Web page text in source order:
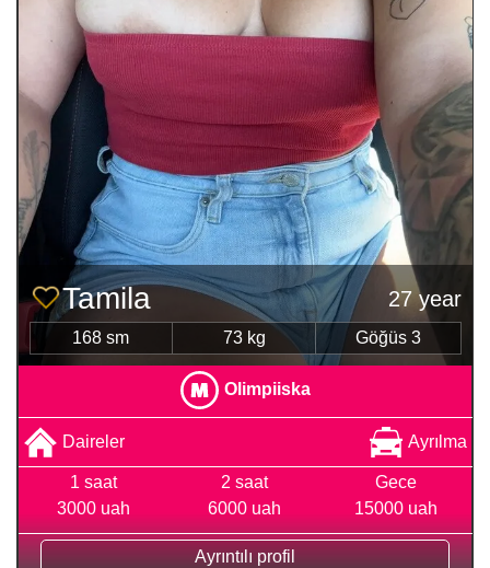
Tamila 27 year
168 sm 73 kg Göğüs 3
Olimpiiska
Daireler Ayrılma
1 saat
3000 uah
2 saat
6000 uah
Gece
15000 uah
Ayrıntılı profil